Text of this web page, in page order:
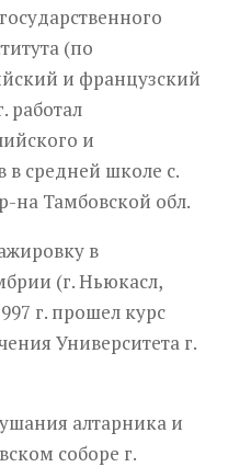
(по
и французский
работал
и
в средней школе с.
на Тамбовской обл.
в
(г. Ньюкасл,
г. прошелкурс
Университета г.
алтарника и
соборе г.